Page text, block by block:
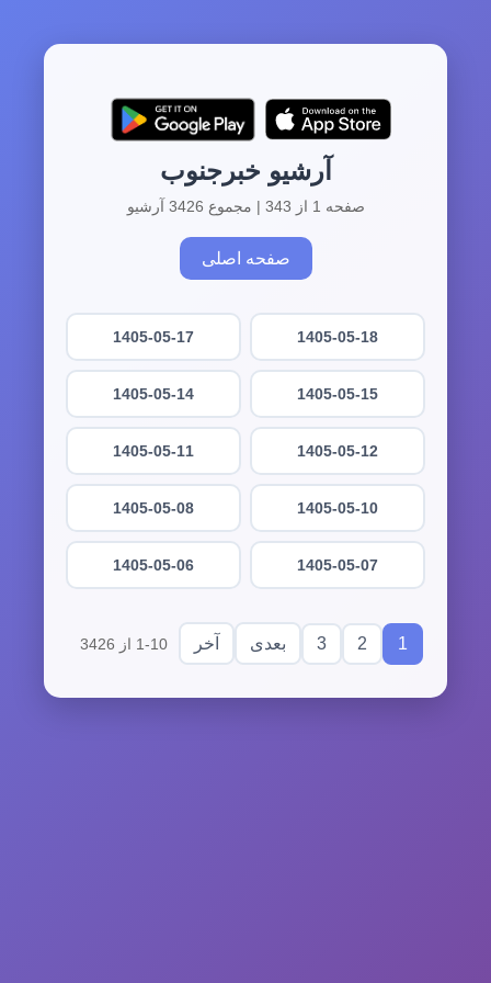
آرشیو خبرجنوب
صفحه 1 از 343 | مجموع 3426 آرشیو
صفحه اصلی
1405-05-18
1405-05-17
1405-05-15
1405-05-14
1405-05-12
1405-05-11
1405-05-10
1405-05-08
1405-05-07
1405-05-06
1
2
3 بعدی آخر 1-10 از 3426